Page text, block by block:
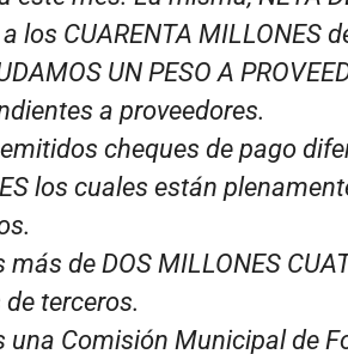
los CUARENTA MILLONES
UN PESO A
a proveedores.
cheques de pago
los cuales están
más de DOS MILLONES
terceros.
una Comisión Municipal de